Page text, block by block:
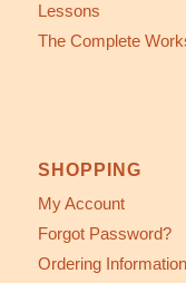
Lessons
The Complete
SHOPPING
My Account
Forgot Password?
Ordering Information